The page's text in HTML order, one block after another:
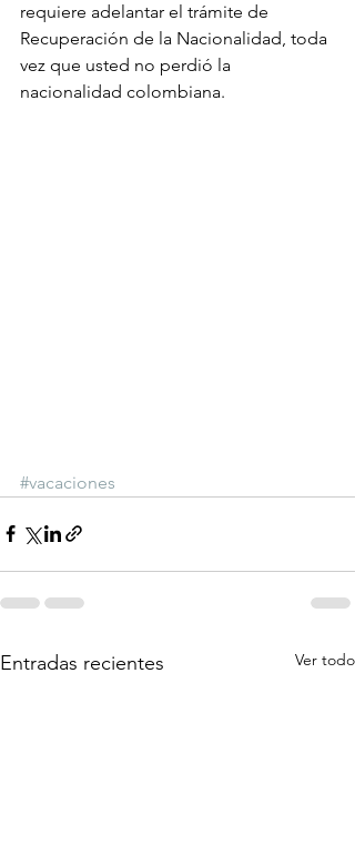
requiere adelantar el trámite de
Recuperación de la Nacionalidad, toda
vez que usted no perdió la
nacionalidad colombiana.
#vacaciones
Entradas recientes Ver todo